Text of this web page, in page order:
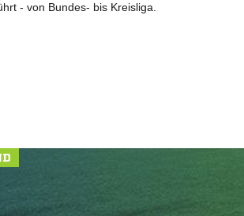
- von Bundes- bis Kreisliga.